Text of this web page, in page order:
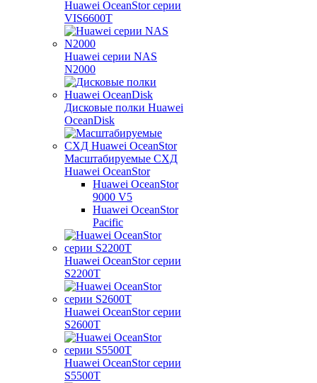
Huawei OceanStor серии
VIS6600T
Huawei серии NAS
N2000
Дисковые полки Huawei
OceanDisk
Масштабируемые СХД
Huawei OceanStor
Huawei OceanStor
9000 V5
Huawei OceanStor
Pacific
Huawei OceanStor серии
S2200T
Huawei OceanStor серии
S2600T
Huawei OceanStor серии
S5500T